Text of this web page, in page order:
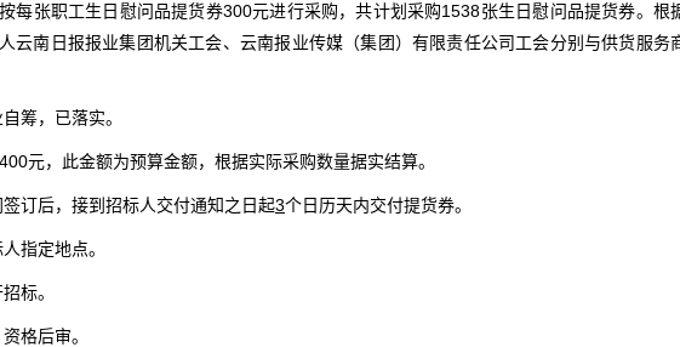
每张职工生日慰问品提货券300元进行采购，共计划采购1538张生日慰问品提货券。根
云南日报报业集团机关工会、云南报业传媒（集团）有限责任公司工会分别与供货服务
筹，已落实。
元，此金额为预算金额，根据实际采购数量据实结算。
订后，接到招标人交付通知之日起3个日历天内交付提货券。
指定地点。
标。
格后审。